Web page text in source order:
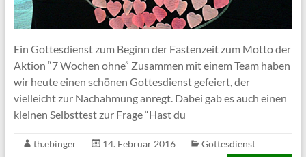
Ein Gottesdienst zum Beginn der Fastenzeit zum Motto der
Aktion “7 Wochen ohne” Zusammen mit einem Team haben
wir heute einen schönen Gottesdienst gefeiert, der
vielleicht zur Nachahmung anregt. Dabei gab es auch einen
kleinen Selbsttest zur Frage “Hast du
th.ebinger 14. Februar 2016
Gottesdienst